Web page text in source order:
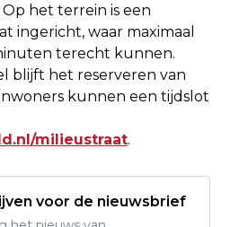
het terrein is een
ingericht, waar maximaal
terecht kunnen.
blijft het reserveren van
kunnen een tijdslot
milieustraat.
voor de nieuwsbrief